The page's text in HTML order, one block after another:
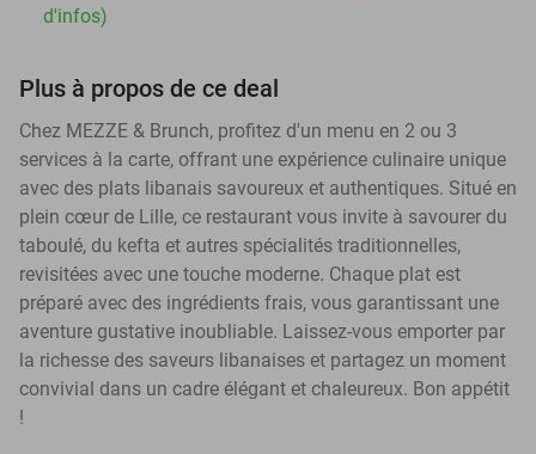
d'infos)
Plus à propos de ce deal
Chez MEZZE & Brunch, profitez d'un menu en 2 ou 3
services à la carte, offrant une expérience culinaire unique
avec des plats libanais savoureux et authentiques. Situé en
plein cœur de Lille, ce restaurant vous invite à savourer du
taboulé, du kefta et autres spécialités traditionnelles,
revisitées avec une touche moderne. Chaque plat est
préparé avec des ingrédients frais, vous garantissant une
aventure gustative inoubliable. Laissez-vous emporter par
la richesse des saveurs libanaises et partagez un moment
convivial dans un cadre élégant et chaleureux. Bon appétit
!